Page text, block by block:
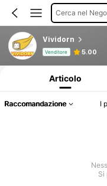
Cerca nel
Vividorn
Venditore 5.00
Articolo
Raccomandazione I
Si